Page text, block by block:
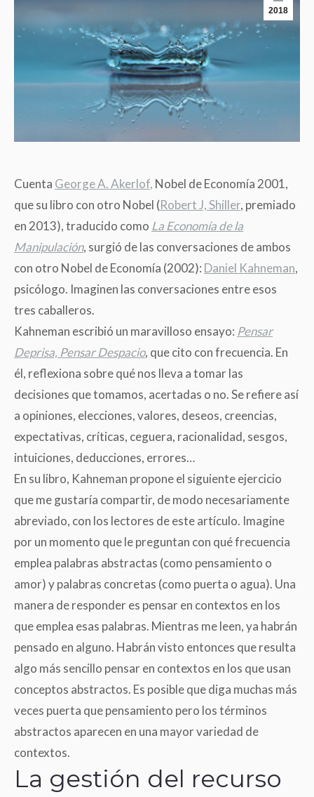
2018
Cuenta George A. Akerlof, Nobel de Economía 2001,
que su libro con otro Nobel (Robert J, Shiller, premiado
en 2013), traducido como La Economía de la
Manipulación, surgió de las conversaciones de ambos
con otro Nobel de Economía (2002): Daniel Kahneman,
psicólogo. Imaginen las conversaciones entre esos
tres caballeros.
Kahneman escribió un maravilloso ensayo: Pensar
Deprisa, Pensar Despacio, que cito con frecuencia. En
él, reflexiona sobre qué nos lleva a tomar las
decisiones que tomamos, acertadas o no. Se refiere así
a opiniones, elecciones, valores, deseos, creencias,
expectativas, críticas, ceguera, racionalidad, sesgos,
intuiciones, deducciones, errores…
En su libro, Kahneman propone el siguiente ejercicio
que me gustaría compartir, de modo necesariamente
abreviado, con los lectores de este artículo. Imagine
por un momento que le preguntan con qué frecuencia
emplea palabras abstractas (como pensamiento o
amor) y palabras concretas (como puerta o agua). Una
manera de responder es pensar en contextos en los
que emplea esas palabras. Mientras me leen, ya habrán
pensado en alguno. Habrán visto entonces que resulta
algo más sencillo pensar en contextos en los que usan
conceptos abstractos. Es posible que diga muchas más
veces puerta que pensamiento pero los términos
abstractos aparecen en una mayor variedad de
contextos.
La gestión del recurso